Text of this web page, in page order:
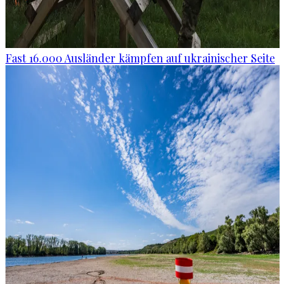
Fast 16.000 Ausländer kämpfen auf ukrainischer Seite